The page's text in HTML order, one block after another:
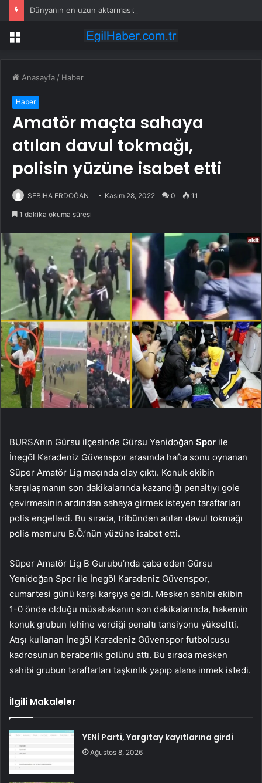
Menü
Anasayfa / Haber
Haber
Amatör maçta sahaya
atılan davul tokmağı,
polisin yüzüne isabet etti
SEBİHA ERDOĞAN Kasım 28, 2022 0 11
1 dakika okuma süresi
BURSA’nın Gürsu ilçesinde Gürsu Yenidoğan Spor ile
İnegöl Karadeniz Güvenspor arasında hafta sonu oynanan
Süper Amatör Lig maçında olay çıktı. Konuk ekibin
karşılaşmanın son dakikalarında kazandığı penaltıyı gole
çevirmesinin ardından sahaya girmek isteyen taraftarları
polis engelledi. Bu sırada, tribünden atılan davul tokmağı
polis memuru B.Ö.’nün yüzüne isabet etti.
Süper Amatör Lig B Gurubu’nda çaba eden Gürsu
Yenidoğan Spor ile İnegöl Karadeniz Güvenspor,
cumartesi günü karşı karşıya geldi. Mesken sahibi ekibin
1-0 önde olduğu müsabakanın son dakikalarında, hakemin
konuk grubun lehine verdiği penaltı tansiyonu yükseltti.
Atışı kullanan İnegöl Karadeniz Güvenspor futbolcusu
kadrosunun beraberlik golünü attı. Bu sırada mesken
sahibi grubun taraftarları taşkınlık yapıp alana inmek istedi.
İlgili Makaleler
YENİ Parti, Yargıtay kayıtlarına girdi
Ağustos 8, 2026